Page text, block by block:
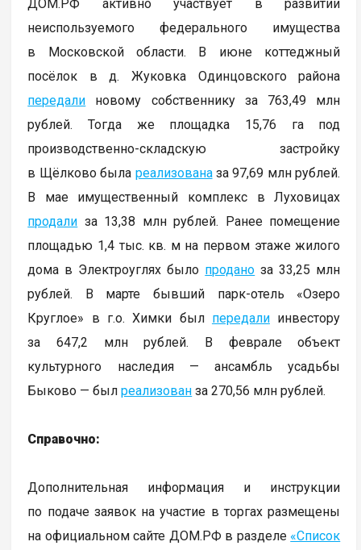
ДОМ.РФ активно участвует в развитии
неиспользуемого федерального имущества
в Московской области. В июне коттеджный
посёлок в д. Жуковка Одинцовского района
передали новому собственнику за 763,49 млн
рублей. Тогда же площадка 15,76 га под
производственно-складскую застройку
в Щёлково была реализованаза 97,69 млн рублей.
В мае имущественный комплекс в Луховицах
продали за 13,38 млн рублей. Ранее помещение
площадью 1,4 тыс. кв. м на первом этаже жилого
дома в Электроуглях было продано за 33,25 млн
рублей. В марте бывший парк-отель «Озеро
Круглое» в г.о. Химки был передалиинвестору
за 647,2 млн рублей. В феврале объект
культурного наследия — ансамбль усадьбы
Быково — былреализован за 270,56 млн рублей.
Справочно:
Дополнительная информация и инструкции
по подаче заявок на участие в торгах размещены
на официальном сайте ДОМ.РФ в разделе «Список